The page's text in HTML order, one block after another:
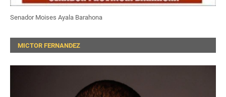
Senador Moises Ayala Barahona
MICTOR FERNANDEZ